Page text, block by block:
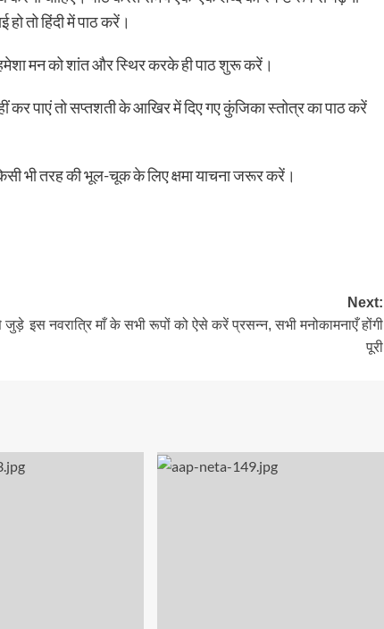
तो हिंदी में पाठ करें।
हमेशा मन को शांत और स्थिर करके ही पाठ शुरू करें।
कर पाएं तो सप्तशती के आखिर में दिए गए कुंजिका स्तोत्र का पाठ करें
भी तरह की भूल-चूक के लिए क्षमा याचना जरूर करें।
जुड़े
Next:
इस नवरात्रि माँ के सभी रूपों को ऐसे करें प्रसन्न, सभी मनोकामनाएँ होंगी
पूरी